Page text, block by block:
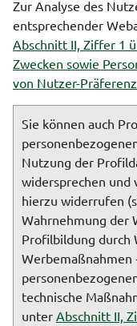
Zur Analyse des
entsprechender
Abschnitt II, Ziffer 1
Zwecken sowie
von Nutzer-
Sie können auch
Nutzung der
widersprechen und
hierzu widerrufen
Wahrnehmung der
Profilbildung durch
technische
unter Abschnitt II,